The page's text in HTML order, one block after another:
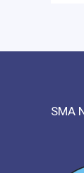
SMA